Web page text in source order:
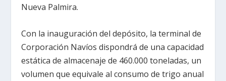
Nueva Palmira.
Con la inauguración del depósito, la terminal de
Corporación Navíos dispondrá de una capacidad
estática de almacenaje de 460.000 toneladas, un
volumen que equivale al consumo de trigo anual